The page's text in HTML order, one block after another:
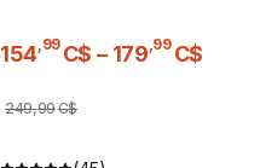
154,99 C$ – 179,99 C$
249,99C$